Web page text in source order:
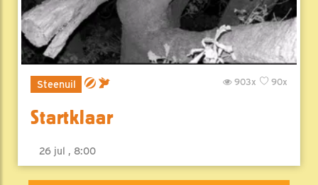
Steenuil 90x
903x
Startklaar
26 jul , 8:00